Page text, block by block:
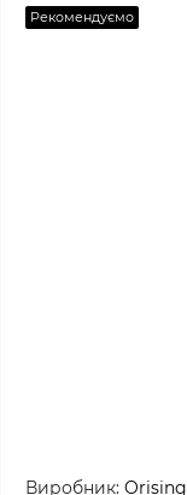
Рекомендуємо
Виробник: Orising